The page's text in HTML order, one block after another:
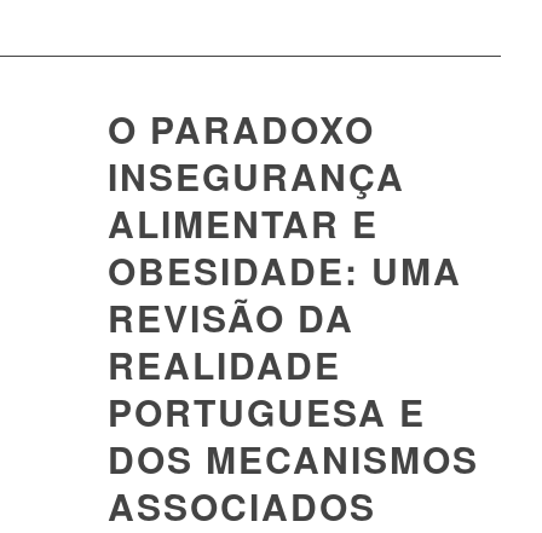
O PARADOXO
INSEGURANÇA
ALIMENTAR E
OBESIDADE: UMA
REVISÃO DA
REALIDADE
PORTUGUESA E
DOS MECANISMOS
ASSOCIADOS